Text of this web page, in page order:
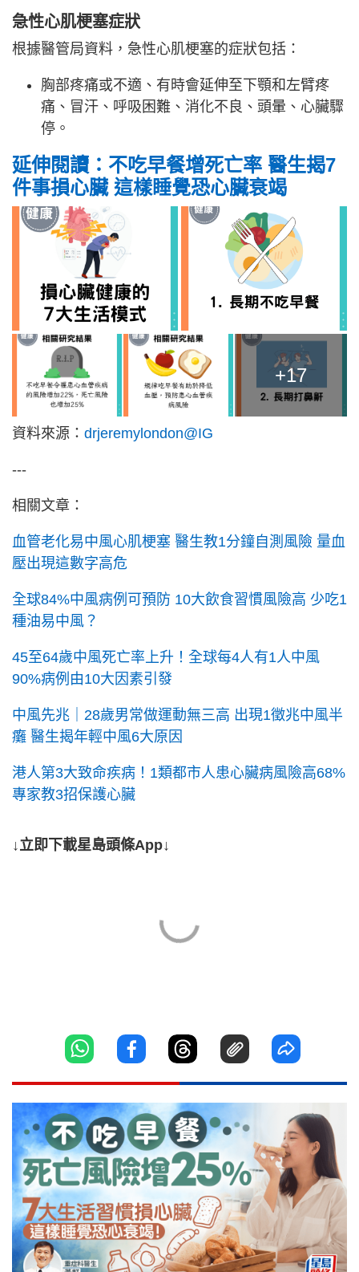
急性心肌梗塞症狀
根據醫管局資料，急性心肌梗塞的症狀包括：
胸部疼痛或不適、有時會延伸至下顎和左臂疼
痛、冒汗、呼吸困難、消化不良、頭暈、心臟驟
停。
延伸閱讀：不吃早餐增死亡率 醫生揭7
件事損心臟 這樣睡覺恐心臟衰竭
+17
資料來源： drjeremylondon@IG
---
相關文章：
血管老化易中風心肌梗塞 醫生教1分鐘自測風險 量血
壓出現這數字高危
全球84%中風病例可預防 10大飲食習慣風險高 少吃1
種油易中風？
45至64歲中風死亡率上升！全球每4人有1人中風
90%病例由10大因素引發
中風先兆｜28歲男常做運動無三高 出現1徵兆中風半
癱 醫生揭年輕中風6大原因
港人第3大致命疾病！1類都市人患心臟病風險高68%
專家教3招保護心臟
↓立即下載星島頭條App↓